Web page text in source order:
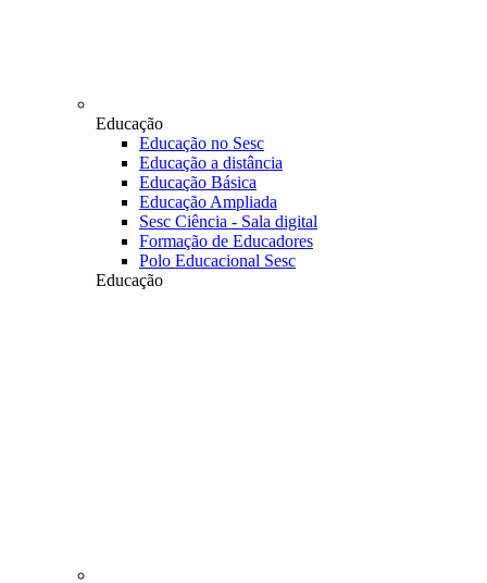
Educação
Educação no Sesc
Educação a distância
Educação Básica
Educação Ampliada
Sesc Ciência - Sala digital
Formação de Educadores
Polo Educacional Sesc
Educação